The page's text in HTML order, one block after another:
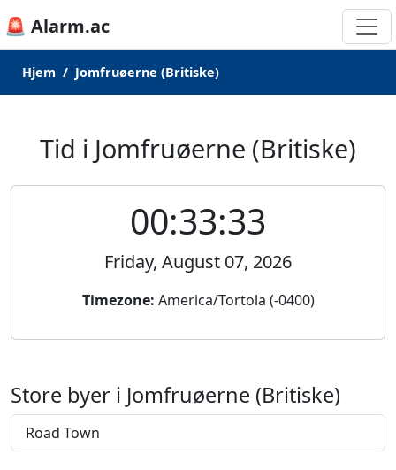
🚨 Alarm.ac
Hjem Jomfruøerne (Britiske)
Tid i Jomfruøerne (Britiske)
00:33:33
Friday, August 07, 2026
Timezone: America/Tortola (-0400)
Store byer i Jomfruøerne (Britiske)
Road Town